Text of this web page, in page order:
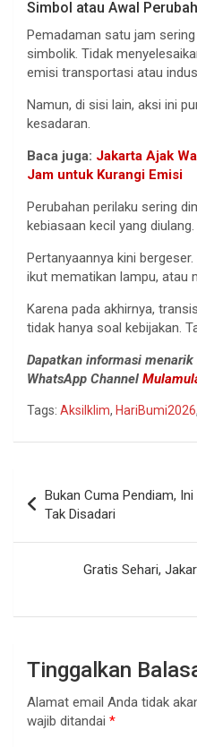
Simbol atau Awal
Pemadaman satu jam
simbolik. Tidak
emisi transportasi atau
Namun, di sisi lain, aksi ini
kesadaran.
Baca juga: Jakarta Ajak
Jam untuk Kurangi Emisi
Perubahan perilaku sering
kebiasaan kecil yang diulang.
Pertanyaannya kini
ikut mematikan lampu, atau
Karena pada akhirnya,
tidak hanya soal kebijakan.
Dapatkan informasi
WhatsApp Channel
Tags: AksiIklim, HariBumi2026,
pos
Bukan Cuma Pendiam,
Tak Disadari
Gratis Sehari,
Tinggalkan
Alamat email Anda tidak
wajib ditandai *